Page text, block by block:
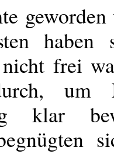
haben
nicht frei
um
klar